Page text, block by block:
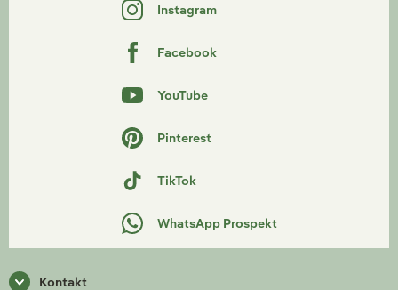
Instagram
Facebook
YouTube
Pinterest
TikTok
WhatsApp Prospekt
Kontakt